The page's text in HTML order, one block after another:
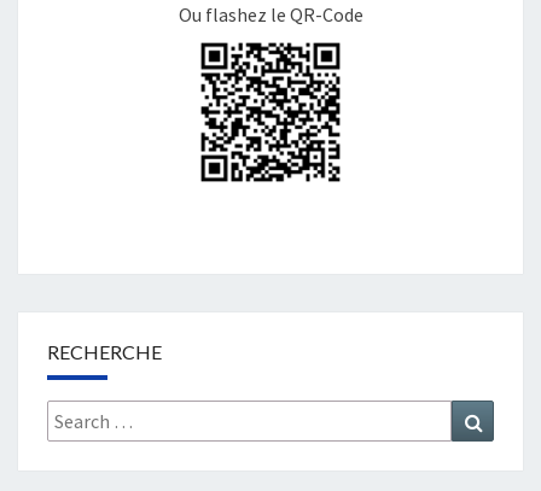
Ou flashez le QR-Code
RECHERCHE
Search
for: